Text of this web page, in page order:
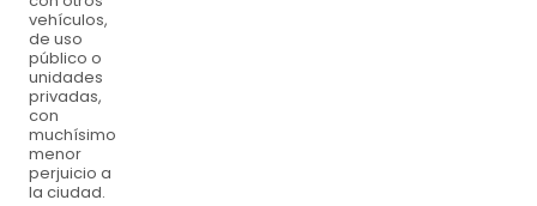
vehículos,
de uso
público o
unidades
privadas,
con
muchísimo
menor
perjuicio a
la ciudad.